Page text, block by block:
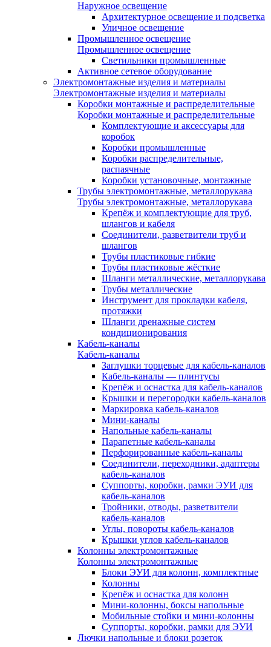
Наружное освещение
Архитектурное освещение и подсветка
Уличное освещение
Промышленное освещение
Промышленное освещение
Светильники промышленные
Активное сетевое оборудование
Электромонтажные изделия и материалы
Электромонтажные изделия и материалы
Коробки монтажные и распределительные
Коробки монтажные и распределительные
Комплектующие и аксессуары для
коробок
Коробки промышленные
Коробки распределительные,
распаячные
Коробки установочные, монтажные
Трубы электромонтажные, металлорукава
Трубы электромонтажные, металлорукава
Крепёж и комплектующие для труб,
шлангов и кабеля
Соединители, разветвители труб и
шлангов
Трубы пластиковые гибкие
Трубы пластиковые жёсткие
Шланги металлические, металлорукава
Трубы металлические
Инструмент для прокладки кабеля,
протяжки
Шланги дренажные систем
кондиционирования
Кабель-каналы
Кабель-каналы
Заглушки торцевые для кабель-каналов
Кабель-каналы — плинтусы
Крепёж и оснастка для кабель-каналов
Крышки и перегородки кабель-каналов
Маркировка кабель-каналов
Мини-каналы
Напольные кабель-каналы
Парапетные кабель-каналы
Перфорированные кабель-каналы
Соединители, переходники, адаптеры
кабель-каналов
Суппорты, коробки, рамки ЭУИ для
кабель-каналов
Тройники, отводы, разветвители
кабель-каналов
Углы, повороты кабель-каналов
Крышки углов кабель-каналов
Колонны электромонтажные
Колонны электромонтажные
Блоки ЭУИ для колонн, комплектные
Колонны
Крепёж и оснастка для колонн
Мини-колонны, боксы напольные
Мобильные стойки и мини-колонны
Суппорты, коробки, рамки для ЭУИ
Лючки напольные и блоки розеток